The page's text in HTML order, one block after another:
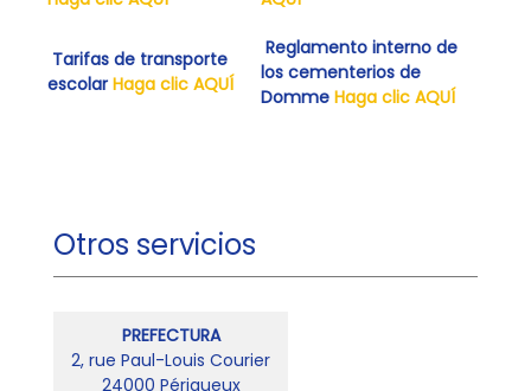
Tarifas de transporte
escolar Haga clic AQUÍ
Reglamento interno de
los cementerios de
Domme Haga clic AQUÍ
Otros servicios
PREFECTURA
2, rue Paul-Louis Courier
24000 Périgueux